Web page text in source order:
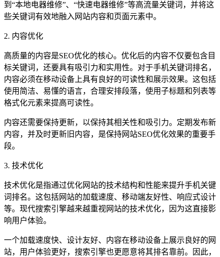
到“本地电器维修”、“快速电器维修”等高流量关键词，并将这
些关键词有效地融入网站内容和页面元素中。
2. 内容优化
高质量的内容是SEO优化的核心。优化后的内容不仅要包含目
标关键词，还要具有吸引力和实用性。对于手机关键词排名，
内容必须在移动设备上具有良好的可读性和展示效果。这包括
使用简洁、易懂的语言，合理安排段落，使用子标题和列表等
格式化元素来提高可读性。
内容还需要保持更新，以保持其相关性和吸引力。定期发布新
内容，并及时更新旧内容，是保持网站SEO优化效果的重要手
段。
3. 技术优化
技术优化是指通过优化网站的技术结构和性能来提升手机关键
词排名。这包括网站的加载速度、移动端友好性、响应式设计
等。现代搜索引擎越来越重视网站的技术优化，因为这直接影
响用户体验。
一个加载速度快、设计友好、内容在移动设备上展示良好的网
站，用户体验更好，搜索引擎也更愿意将其排名靠前。因此，